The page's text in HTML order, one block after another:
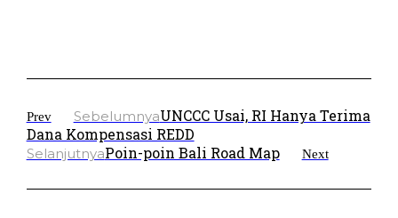
Prev SebelumnyaUNCCC Usai, RI Hanya Terima
Dana Kompensasi REDD
SelanjutnyaPoin-poin Bali Road Map Next